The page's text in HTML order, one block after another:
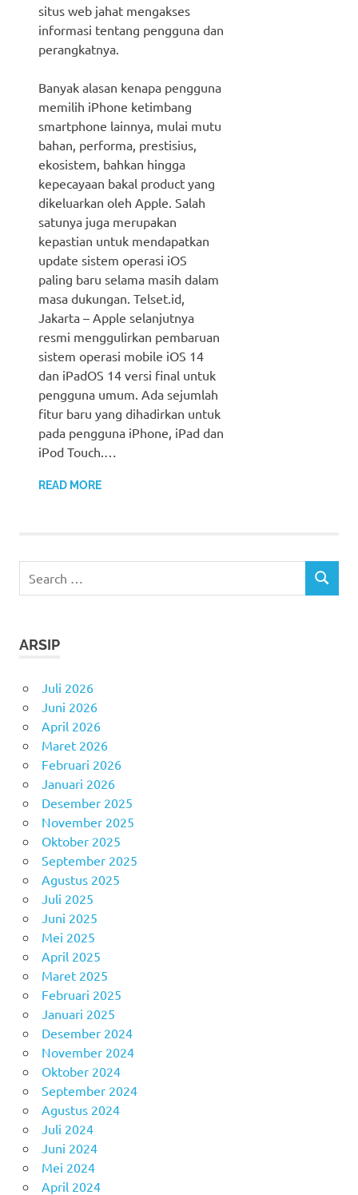
situs web jahat mengakses
informasi tentang pengguna dan
perangkatnya.
Banyak alasan kenapa pengguna
memilih iPhone ketimbang
smartphone lainnya, mulai mutu
bahan, performa, prestisius,
ekosistem, bahkan hingga
kepecayaan bakal product yang
dikeluarkan oleh Apple. Salah
satunya juga merupakan
kepastian untuk mendapatkan
update sistem operasi iOS
paling baru selama masih dalam
masa dukungan. Telset.id,
Jakarta – Apple selanjutnya
resmi menggulirkan pembaruan
sistem operasi mobile iOS 14
dan iPadOS 14 versi final untuk
pengguna umum. Ada sejumlah
fitur baru yang dihadirkan untuk
pada pengguna iPhone, iPad dan
iPod Touch.…
READ MORE
for:
SEARCH
ARSIP
Juli 2026
Juni 2026
April 2026
Maret 2026
Februari 2026
Januari 2026
Desember 2025
November 2025
Oktober 2025
September 2025
Agustus 2025
Juli 2025
Juni 2025
Mei 2025
April 2025
Maret 2025
Februari 2025
Januari 2025
Desember 2024
November 2024
Oktober 2024
September 2024
Agustus 2024
Juli 2024
Juni 2024
Mei 2024
April 2024